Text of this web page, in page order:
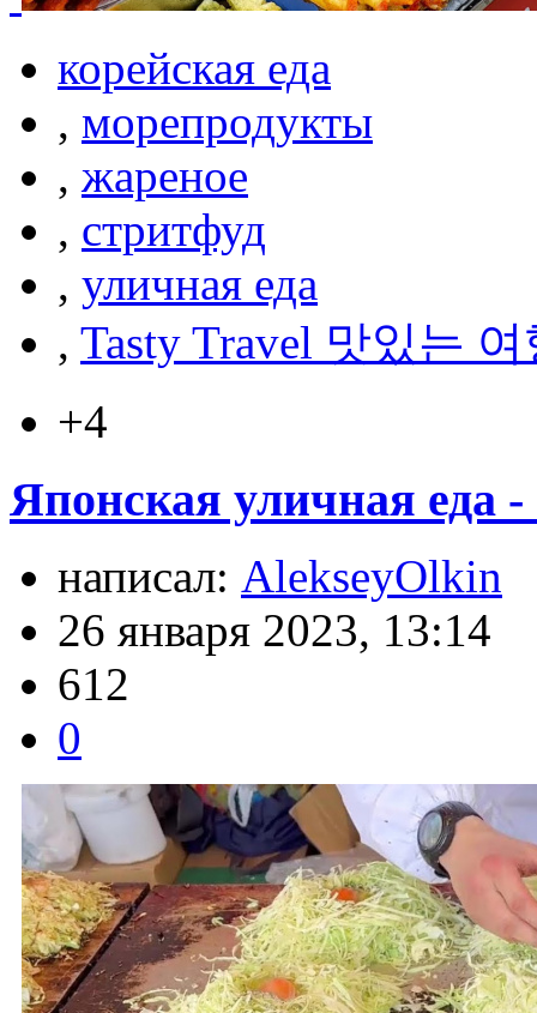
корейская еда
, морепродукты
, жареное
, стритфуд
, уличная еда
, Tasty Travel 맛있는 여
+4
Японская уличная еда
написал: AlekseyOlkin
26 января 2023, 13:14
612
0